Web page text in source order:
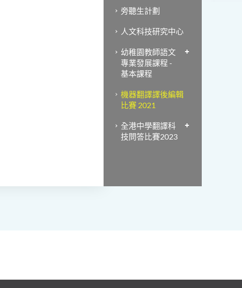
旁聽生計劃
人文科技研究中心
幼稚園教師語文
專業發展課程 -
基本課程
機器翻譯譯後編輯
比賽 2021
全港中學翻譯科
技問答比賽2023